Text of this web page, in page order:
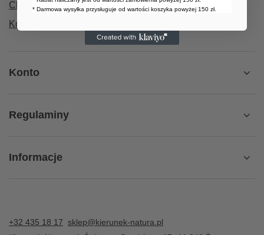
Chcę wymienić towar
Kontakt
Konto
Regulaminy
Informacje
+32 435 18 17 sklep@kierunek-natura.pl
* Darmowa wysyłka przysługuje od wartości koszyka powyżej 150 zł.